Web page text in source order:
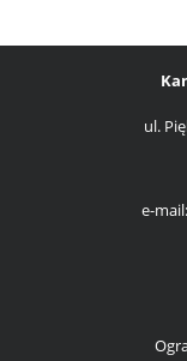
ul.
e-